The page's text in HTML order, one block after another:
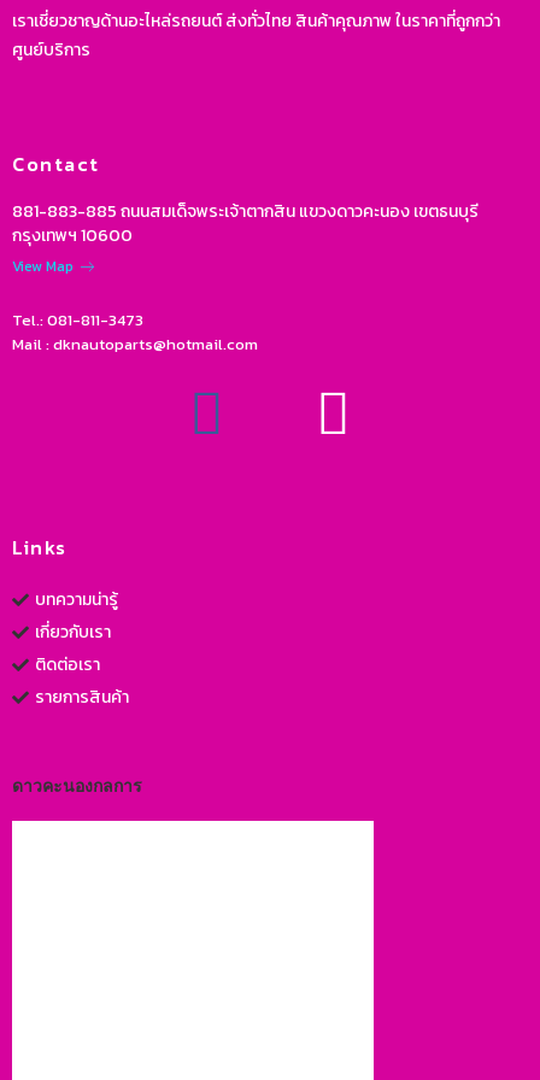
เราเชี่ยวชาญด้านอะไหล่รถยนต์ ส่งทั่วไทย สินค้าคุณภาพ ในราคาที่ถูกกว่า
ศูนย์บริการ
Contact
881-883-885 ถนนสมเด็จพระเจ้าตากสิน แขวงดาวคะนอง เขตธนบุรี
กรุงเทพฯ 10600
View Map
Tel.: 081-811-3473
Mail : dknautoparts@hotmail.com
Links
บทความน่ารู้
เกี่ยวกับเรา
ติดต่อเรา
รายการสินค้า
ดาวคะนองกลการ